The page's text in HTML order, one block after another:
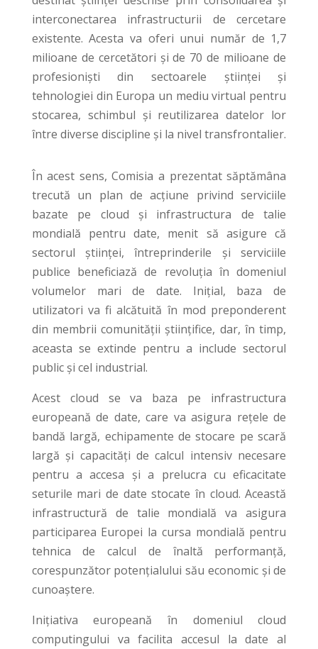
interconectarea infrastructurii de cercetare
existente. Acesta va oferi unui număr de 1,7
milioane de cercetători și de 70 de milioane de
profesioniști din sectoarele științei și
tehnologiei din Europa un mediu virtual pentru
stocarea, schimbul și reutilizarea datelor lor
între diverse discipline și la nivel transfrontalier.
În acest sens, Comisia a prezentat săptămâna
trecută un plan de acțiune privind serviciile
bazate pe cloud și infrastructura de talie
mondială pentru date, menit să asigure că
sectorul științei, întreprinderile și serviciile
publice beneficiază de revoluția în domeniul
volumelor mari de date. Inițial, baza de
utilizatori va fi alcătuită în mod preponderent
din membrii comunității științifice, dar, în timp,
aceasta se extinde pentru a include sectorul
public și cel industrial.
Acest cloud se va baza pe infrastructura
europeană de date, care va asigura rețele de
bandă largă, echipamente de stocare pe scară
largă și capacități de calcul intensiv necesare
pentru a accesa și a prelucra cu eficacitate
seturile mari de date stocate în cloud. Această
infrastructură de talie mondială va asigura
participarea Europei la cursa mondială pentru
tehnica de calcul de înaltă performanță,
corespunzător potențialului său economic și de
cunoaștere.
Inițiativa europeană în domeniul cloud
computingului va facilita accesul la date al